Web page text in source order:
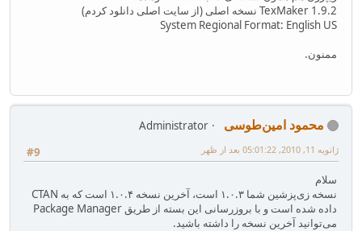
TexMaker 1.9.2 نسخه اصلی (از سایت اصلی دانلود کردم)
System Regional Format: English US
ممنون.
محمود امین‌طوسی
Administrator
#9
ژانویه 11, 2010, 05:01:22 بعد از ظهر
سلام
نسخه زی‌پزشین شما ۱.۰.۳ است، آخرین نسخه ۱.۰.۴ است که به CTAN
داده شده است و با بروزرسانی این بسته از طریق Package Manager
می‌توانید آخرین نسخه را داشته باشید.